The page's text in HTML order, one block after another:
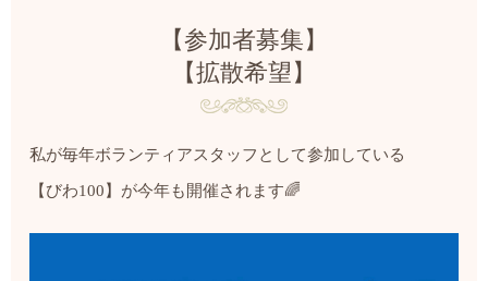
【参加者募集】
【拡散希望】
私が毎年ボランティアスタッフとして参加している
【びわ100】が今年も開催されます🌈